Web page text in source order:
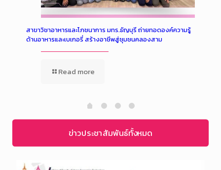
สาขาวิชาอาหารและโภชนาการ มทร.ธัญบุรี ถ่ายทอดองค์ความรู้
ด้านอาหารและเบเกอรี่ สร้างอาชีพสู่ชุมชนคลองสาม
Read more
ข่าวประชาสัมพันธ์ทั้งหมด